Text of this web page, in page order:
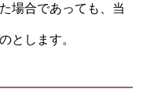
場合であっても、当
とします。